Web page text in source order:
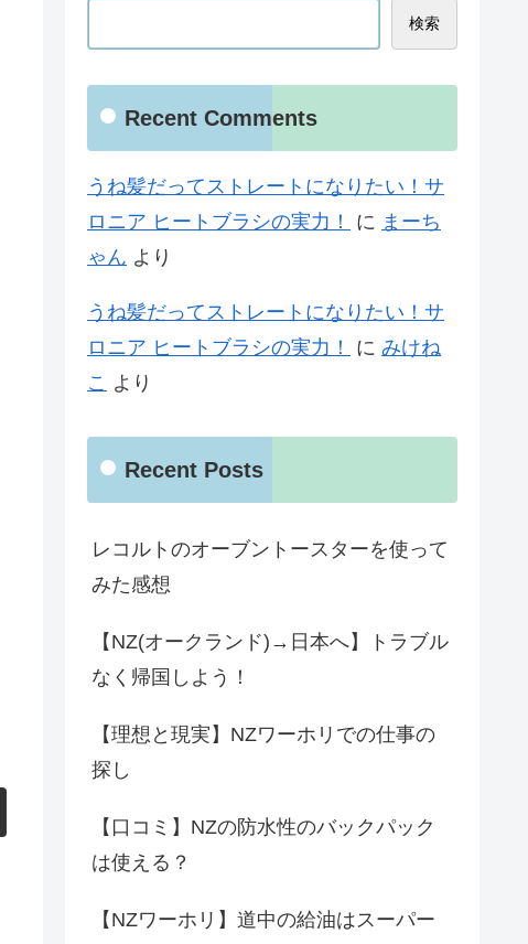
検索
Recent Comments
うね髪だってストレートになりたい！サ
ロニア ヒートブラシの実力！
に まーち
ゃん より
うね髪だってストレートになりたい！サ
ロニア ヒートブラシの実力！
に みけね
こ より
Recent Posts
レコルトのオーブントースターを使って
みた感想
【NZ(オークランド)→日本へ】トラブル
なく帰国しよう！
【理想と現実】NZワーホリでの仕事の
探し
【口コミ】NZの防水性のバックパック
は使える？
【NZワーホリ】道中の給油はスーパー